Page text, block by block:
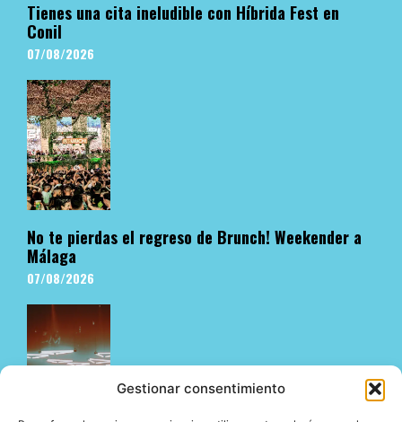
Gestionar consentimiento
Tienes una cita ineludible con Híbrida Fest en
Conil
07/08/2026
No te pierdas el regreso de Brunch! Weekender a
Málaga
07/08/2026